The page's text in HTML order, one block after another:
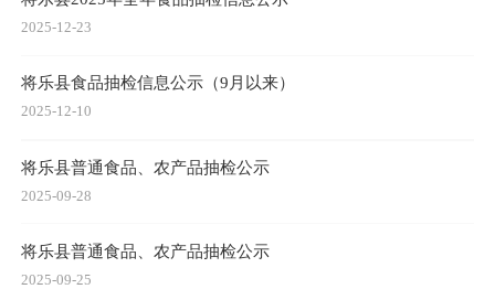
2025-12-23
将乐县食品抽检信息公示（9月以来）
2025-12-10
将乐县普通食品、农产品抽检公示
2025-09-28
将乐县普通食品、农产品抽检公示
2025-09-25